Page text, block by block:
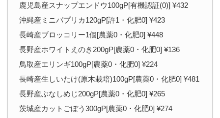
鹿児島産スナップエンドウ100gP[有機認証(0)] ¥432
沖縄産ミニパプリカ120gP[許1・化肥0] ¥423
長崎産ブロッコリー1個[農薬0・化肥0] ¥448
長野産ホワイトえのき200gP[農薬0・化肥0] ¥136
鳥取産エリンギ100gP[農薬0・化肥0] ¥224
長崎産生しいたけ(原木栽培)100gP[農薬0・化肥0] ¥481
長野産ぶなしめじ200gP[農薬0・化肥0] ¥265
茨城産カットごぼう300gP[農薬0・化肥0] ¥274